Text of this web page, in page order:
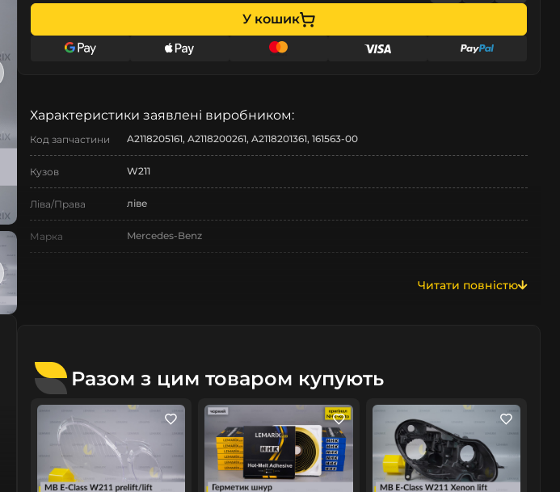
У кошик
Характеристики заявлені виробником:
Код запчастини A2118205161, A2118200261, A2118201361, 161563-00
Кузов W211
Ліва/Права ліве
Марка Mercedes-Benz
Покоління
Рік випуску
Рестайлінг/
Дорестайлінг
дорестайлінг/рестайлінг
Стан Нове
Читати повністю
Разом з цим товаром купують